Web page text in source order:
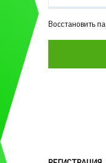
Восстановить